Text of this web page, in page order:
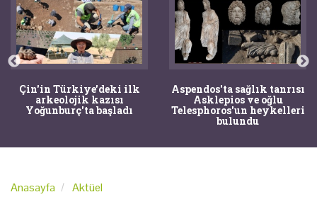
Çin'in Türkiye'deki ilk
arkeolojik kazısı
Yoğunburç'ta başladı
Aspendos'ta sağlık tanrısı
Asklepios ve oğlu
Telesphoros'un heykelleri
bulundu
Anasayfa Aktüel